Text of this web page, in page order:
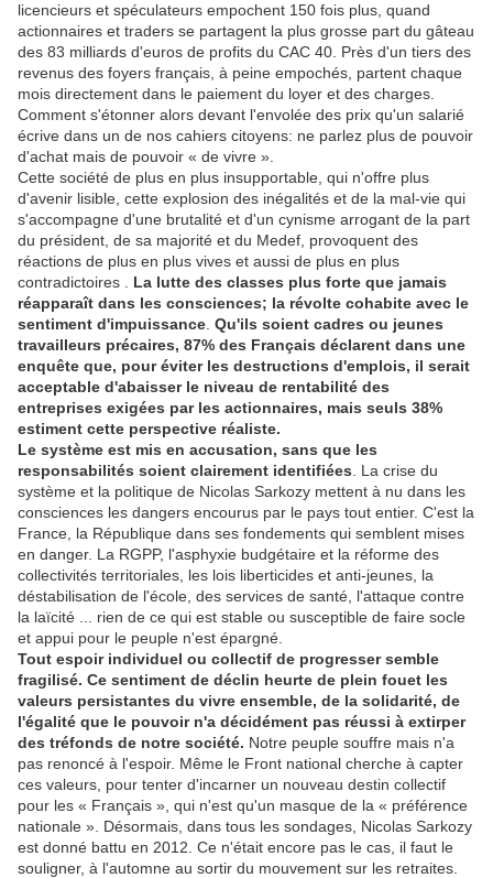
licencieurs et spéculateurs empochent 150 fois plus, quand
actionnaires et traders se partagent la plus grosse part du gâteau
des 83 milliards d'euros de profits du CAC 40. Près d'un tiers des
revenus des foyers français, à peine empochés, partent chaque
mois directement dans le paiement du loyer et des charges.
Comment s'étonner alors devant l'envolée des prix qu'un salarié
écrive dans un de nos cahiers citoyens: ne parlez plus de pouvoir
d'achat mais de pouvoir « de vivre ».
Cette société de plus en plus insupportable, qui n'offre plus
d'avenir lisible, cette explosion des inégalités et de la mal-vie qui
s'accompagne d'une brutalité et d'un cynisme arrogant de la part
du président, de sa majorité et du Medef, provoquent des
réactions de plus en plus vives et aussi de plus en plus
contradictoires . La lutte des classes plus forte que jamais
réapparaît dans les consciences; la révolte cohabite avec le
sentiment d'impuissance Qu'ils soient cadres ou jeunes
travailleurs précaires, 87% des Français déclarent dans une
enquête que, pour éviter les destructions d'emplois, il serait
acceptable d'abaisser le niveau de rentabilité des
entreprises exigées par les actionnaires, mais seuls 38%
estiment cette perspective réaliste.
Le système est mis en accusation, sans que les
responsabilités soient clairement identifiées . La crise du
système et la politique de Nicolas Sarkozy mettent à nu dans les
consciences les dangers encourus par le pays tout entier. C'est la
France, la République dans ses fondements qui semblent mises
en danger. La RGPP, l'asphyxie budgétaire et la réforme des
collectivités territoriales, les lois liberticides et anti-jeunes, la
déstabilisation de l'école, des services de santé, l'attaque contre
la laïcité ... rien de ce qui est stable ou susceptible de faire socle
et appui pour le peuple n'est épargné.
Tout espoir individuel ou collectif de progresser semble
fragilisé. Ce sentiment de déclin heurte de plein fouet les
valeurs persistantes du vivre ensemble, de la solidarité, de
l'égalité que le pouvoir n'a décidément pas réussi à extirper
des tréfonds de notre société. Notre peuple souffre mais n'a
pas renoncé à l'espoir. Même le Front national cherche à capter
ces valeurs, pour tenter d'incarner un nouveau destin collectif
pour les « Français », qui n'est qu'un masque de la « préférence
nationale ». Désormais, dans tous les sondages, Nicolas Sarkozy
est donné battu en 2012. Ce n'était encore pas le cas, il faut le
souligner, à l'automne au sortir du mouvement sur les retraites.